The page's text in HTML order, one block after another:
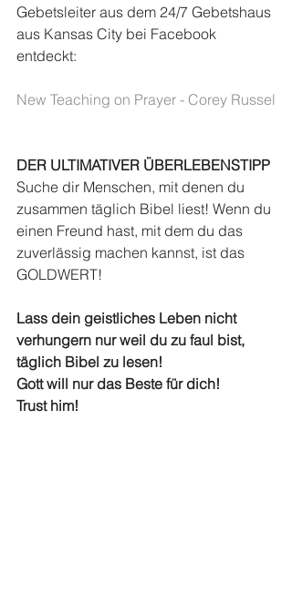
Gebetsleiter aus dem 24/7 Gebetshaus
aus Kansas City bei Facebook
entdeckt:
New Teaching on Prayer - Corey Russel
DER ULTIMATIVER ÜBERLEBENSTIPP
Suche dir Menschen, mit denen du
zusammen täglich Bibel liest! Wenn du
einen Freund hast, mit dem du das
zuverlässig machen kannst, ist das
GOLDWERT!
Lass dein geistliches Leben nicht
verhungern nur weil du zu faul bist,
täglich Bibel zu lesen!
Gott will nur das Beste für dich!
Trust him!